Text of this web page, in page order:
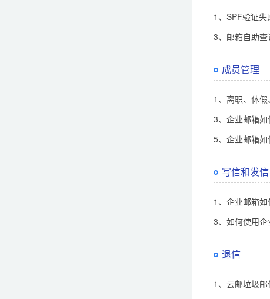
1、SPF验证失
3、邮箱自助
成员管理
1、离职、休
3、企业邮箱
5、企业邮箱
写信和发信
1、企业邮箱
3、如何使用
退信
1、云邮垃圾